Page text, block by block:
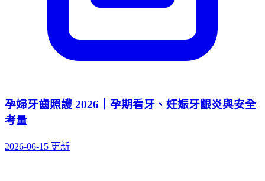
孕婦牙齒照護 2026｜孕期看牙、妊娠牙齦炎與安全
考量
2026-06-15 更新